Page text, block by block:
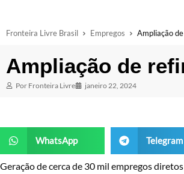
Fronteira Livre Brasil Empregos Ampliação
Ampliação de
Por Fronteira Livre janeiro 22, 2024
WhatsApp Telegram
Geração de cerca de 30 mil empregos